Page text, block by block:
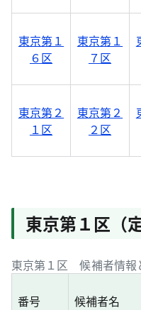
東京第１
６区
東京第１
７区
東京第２
１区
東京第２
２区
東京第１区（
東京第１区 候補者情報
番号 候補者名